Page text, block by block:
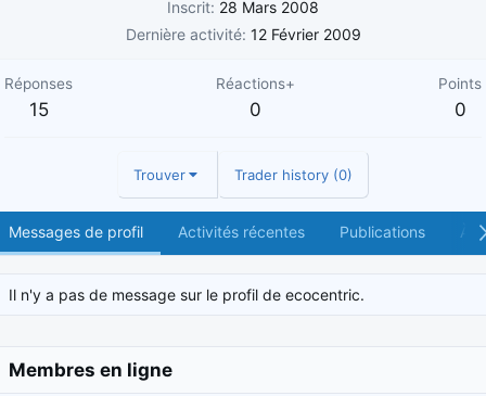
Inscrit 28 Mars 2008
Dernière activité 12 Février 2009
Réponses
15
Réactions+
0
Points
0
Trouver Trader history (0)
Messages de profil Activités récentes Publications À
Il n'y a pas de message sur le profil de ecocentric.
Membres en ligne